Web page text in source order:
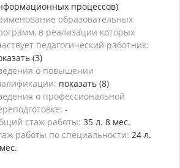
процессов)
образовательных
в реализации которых
педагогический работник:
(3)
о повышении
показать (8)
о профессиональной
-
стаж работы: 35 л. 8 мес.
работы по специальности: 24 л.